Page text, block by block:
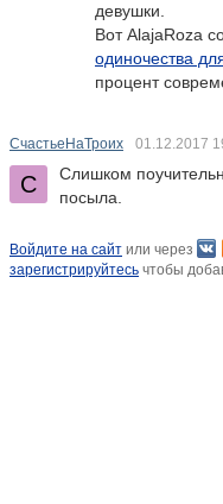
девушки.
Вот AlajaRoza
одиночества
процент
СчастьеНаТроих 01.12.2017
Слишком
посыла.
Войдите на сайт или через
зарегистрируйтесь чтобы